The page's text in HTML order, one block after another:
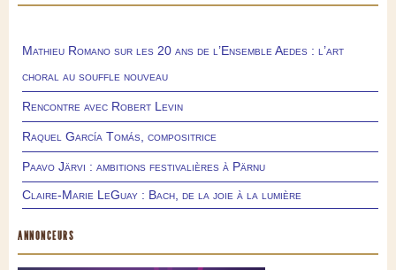
Mathieu Romano sur les 20 ans de l’Ensemble Aedes : l’art
choral au souffle nouveau
Rencontre avec Robert Levin
Raquel García Tomás, compositrice
Paavo Järvi : ambitions festivalières à Pärnu
Claire-Marie LeGuay : Bach, de la joie à la lumière
ANNONCEURS